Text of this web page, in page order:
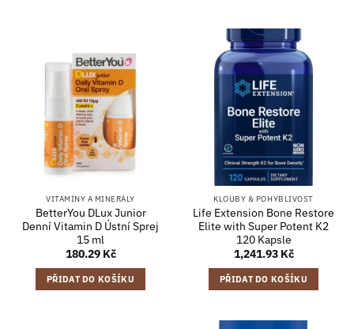
VITAMÍNY A MINERÁLY
BetterYou DLux Junior
Denní Vitamin D Ústní Sprej
15 ml
180.29 Kč
PŘIDAT DO KOŠÍKU
KLOUBY & POHYBLIVOST
Life Extension Bone Restore
Elite with Super Potent K2
120 Kapsle
1,241.93 Kč
PŘIDAT DO KOŠÍKU